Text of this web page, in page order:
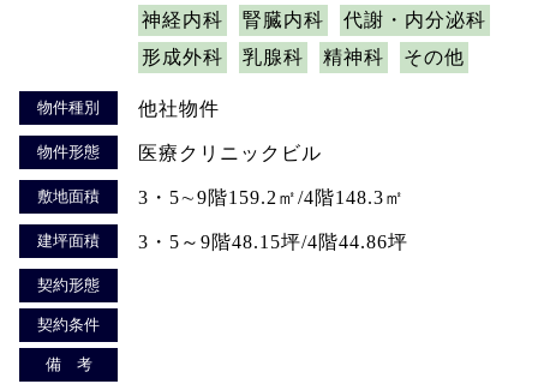
神経内科
腎臓内科
代謝・内分泌科
形成外科
乳腺科 精神科 その他
物件種別 他社物件
物件形態 医療クリニックビル
敷地面積 3・5∼9階159.2㎡/4階148.3㎡
建坪面積 3・5～9階48.15坪/4階44.86坪
契約形態
契約条件
備 考